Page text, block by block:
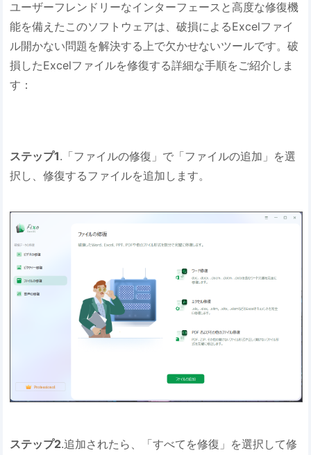
ユーザーフレンドリーなインターフェースと高度な修復機
能を備えたこのソフトウェアは、破損によるExcelファイ
ル開かない問題を解決する上で欠かせないツールです。破
損したExcelファイルを修復する詳細な手順をご紹介しま
す：
ステップ1.「ファイルの修復」で「ファイルの追加」を選
択し、修復するファイルを追加します。
ステップ2.追加されたら、「すべてを修復」を選択して修